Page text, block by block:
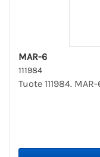
MAR-6
111984
Tuote 111984.